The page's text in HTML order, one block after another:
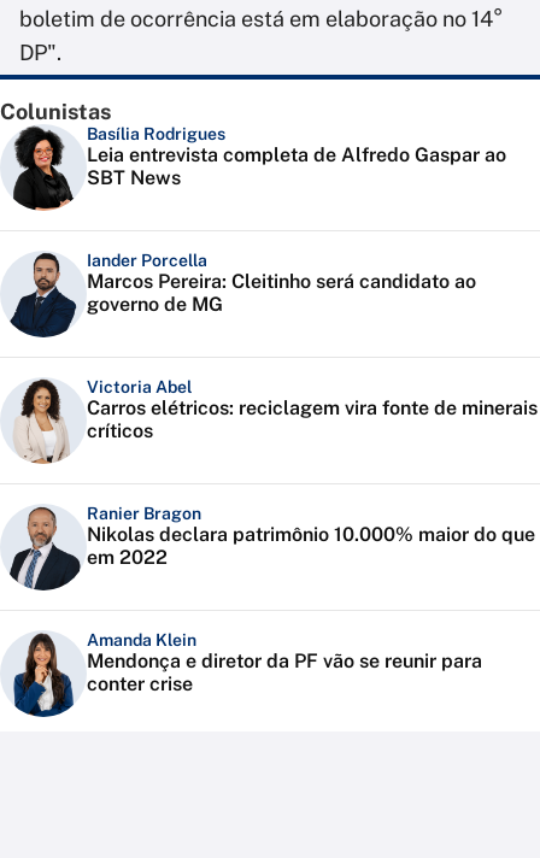
boletim de ocorrência está em elaboração no 14°
DP".
Colunistas
Basília Rodrigues
Leia entrevista completa de Alfredo Gaspar ao
SBT News
Iander Porcella
Marcos Pereira: Cleitinho será candidato ao
governo de MG
Victoria Abel
Carros elétricos: reciclagem vira fonte de minerais
críticos
Ranier Bragon
Nikolas declara patrimônio 10.000% maior do que
em 2022
Amanda Klein
Mendonça e diretor da PF vão se reunir para
conter crise